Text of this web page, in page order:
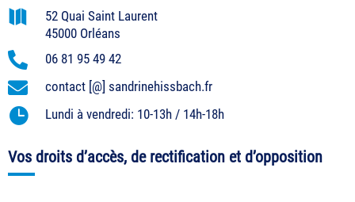

52 Quai Saint Laurent
45000 Orléans
 06 81 95 49 42
 contact [@] sandrinehissbach.fr
 Lundi à vendredi: 10-13h / 14h-18h
Vos droits d’accès, de rectification et d’opposition